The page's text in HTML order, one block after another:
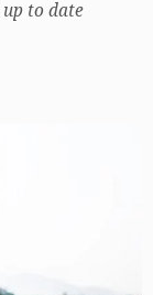
up to date